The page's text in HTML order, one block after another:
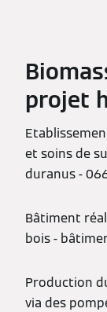
projet
et soins de
duranus -
Bâtiment
bois -
Production
via des